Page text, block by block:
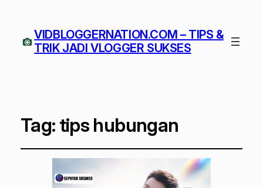
VIDBLOGGERNATION.COM – TIPS &
TRIK JADI VLOGGER SUKSES
Tag: tips hubungan